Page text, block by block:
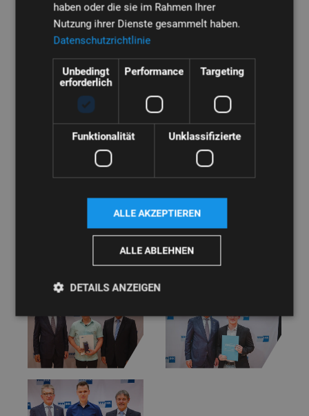
Die Auszubildenden, die nun ihre Zeugnisse in den Händen
halten, stellen nicht nur vielversprechenden Nachwuchs in ihren
Innovatoren und Führungskräfte betrachtet. Die Entscheidung
von WEBER, alle Auszubildenden im Unternehmen zu halten,
zeigt das Engagement des Unternehmens, in die Zukunft zu
Die feierliche Zeugnisübergabe bei WEBER markierte nicht nur
den Abschluss eines Ausbildungsabschnitts, sondern den Beginn
haben oder die sie im Rahmen Ihrer
Nutzung ihrer Dienste gesammelt haben.
Datenschutzrichtlinie
Unbedingt
erforderlich
Performance Targeting
Funktionalität Unklassifizierte
ALLE AKZEPTIEREN
ALLE ABLEHNEN
DETAILS ANZEIGEN